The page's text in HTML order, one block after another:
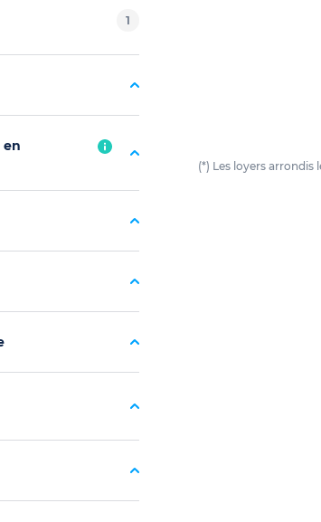
1
en
(*) Les loyers